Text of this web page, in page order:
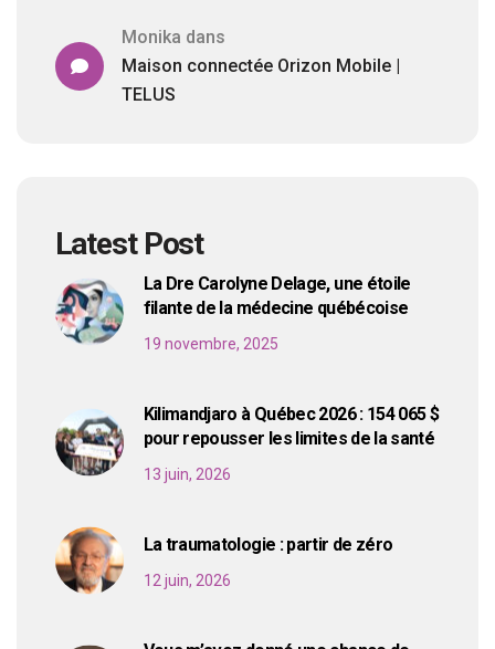
Monika dans
Maison connectée Orizon Mobile |
TELUS
Latest Post
La Dre Carolyne Delage, une étoile
filante de la médecine québécoise
19 novembre, 2025
Kilimandjaro à Québec 2026 : 154 065 $
pour repousser les limites de la santé
13 juin, 2026
La traumatologie : partir de zéro
12 juin, 2026